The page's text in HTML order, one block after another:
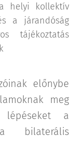
helyi kollektív
a járandóság
tájékoztatás
előnybe
meg
a
bilaterális